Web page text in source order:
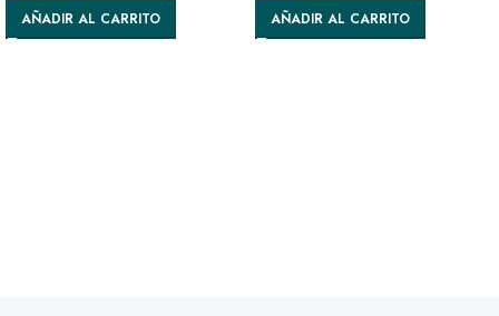
AÑADIR AL CARRITO AÑADIR AL CARRITO